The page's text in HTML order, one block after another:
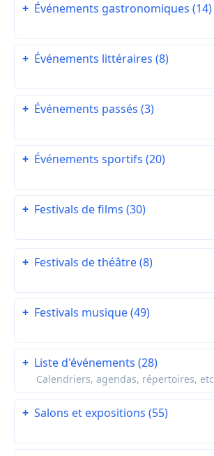
+ Événements gastronomiques (14)
+ Événements littéraires (8)
+ Événements passés (3)
+ Événements sportifs (20)
+ Festivals de films (30)
+ Festivals de théâtre (8)
+ Festivals musique (49)
+ Liste d'événements (28)
Calendriers, agendas, répertoires, etc
+ Salons et expositions (55)